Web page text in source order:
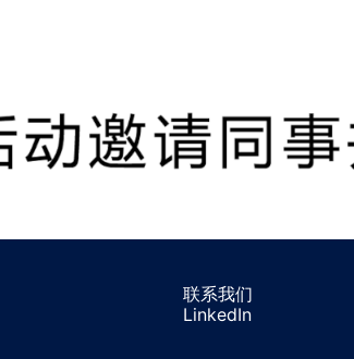
联系我们
LinkedIn